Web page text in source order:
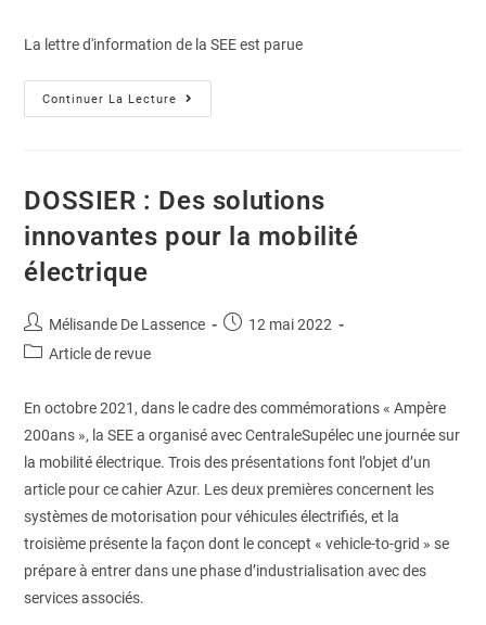
La lettre d'information de la SEE est parue
Continuer La Lecture
DOSSIER : Des solutions
innovantes pour la mobilité
électrique
Mélisande De Lassence
12 mai 2022
Article de revue
En octobre 2021, dans le cadre des commémorations « Ampère
200ans », la SEE a organisé avec CentraleSupélec une journée sur
la mobilité électrique. Trois des présentations font l’objet d’un
article pour ce cahier Azur. Les deux premières concernent les
systèmes de motorisation pour véhicules électrifiés, et la
troisième présente la façon dont le concept « vehicle-to-grid » se
prépare à entrer dans une phase d’industrialisation avec des
services associés.